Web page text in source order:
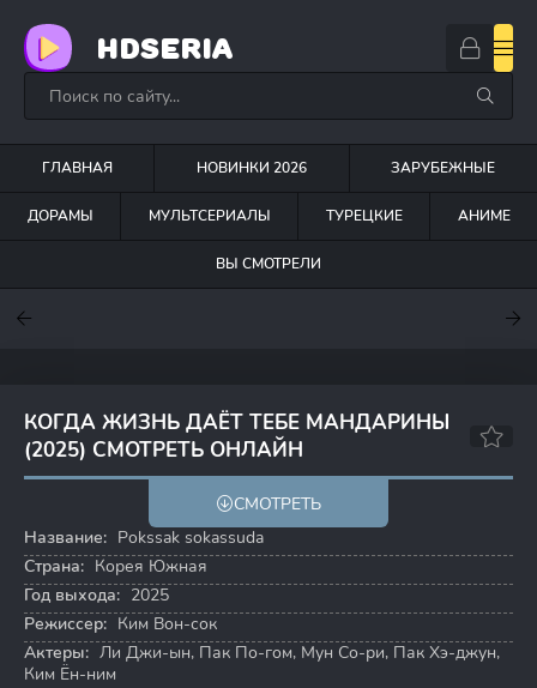
HDSERIA
ГЛАВНАЯ НОВИНКИ 2026 ЗАРУБЕЖНЫЕ
ДОРАМЫ МУЛЬТСЕРИАЛЫ ТУРЕЦКИЕ АНИМЕ
ВЫ СМОТРЕЛИ
КОГДА ЖИЗНЬ ДАЁТ ТЕБЕ МАНДАРИНЫ
(2025) СМОТРЕТЬ ОНЛАЙН
9.1 9.1
СМОТРЕТЬ
Название: Pokssak sokassuda
Страна: Корея Южная
Год выхода: 2025
Режиссер: Ким Вон-сок
Актеры: Ли Джи-ын, Пак По-гом, Мун Со-ри, Пак Хэ-джун,
Ким Ён-ним